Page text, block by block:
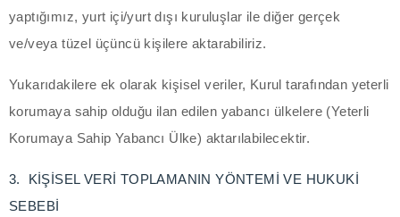
Panel
sakarya
panel
yaptığımız, yurt içi/yurt dışı kuruluşlar ile diğer gerçek
ve/veya tüzel üçüncü kişilere aktarabiliriz.
Yukarıdakilere ek olarak kişisel veriler, Kurul tarafından yeterli
korumaya sahip olduğu ilan edilen yabancı ülkelere (Yeterli
Korumaya Sahip Yabancı Ülke) aktarılabilecektir.
3. KİŞİSEL VERİ TOPLAMANIN YÖNTEMİ VE HUKUKİ
SEBEBİ